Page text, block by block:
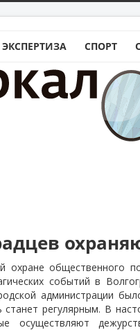
ЭКСПЕРТИЗА СПОРТ
охране общественного
событий в
администрации
станет регулярным. В
осуществляют